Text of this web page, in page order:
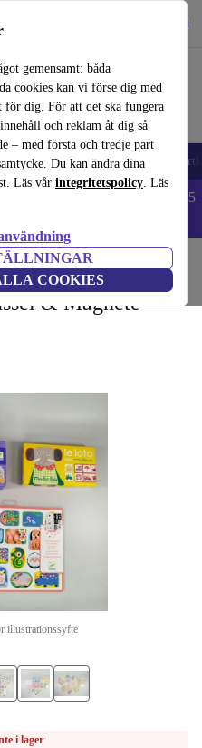
gemensamt: båda
cookies kan vi förse dig med
för dig. För att det ska fungera
och reklam åt dig så
– med första och tredje part
Du kan ändra dina
Läs vår integritetspolicy. Läs
COOKIES
Bärbara datorer Surfplattor
och laptops - Code: LAPTOP5
& Magnete
illustrationssyfte
i lager